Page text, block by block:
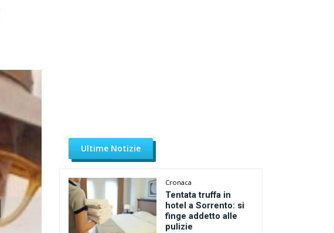
Ultime Notizie
Cronaca
Tentata truffa in
hotel a Sorrento: si
finge addetto alle
pulizie